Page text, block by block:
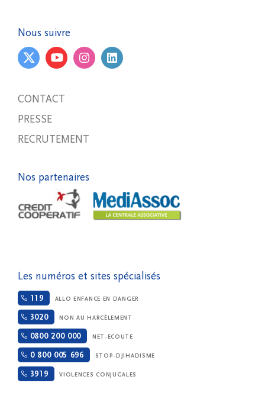
Nous suivre
CONTACT
PRESSE
RECRUTEMENT
Nos partenaires
Les numéros et sites spécialisés
119 ALLO ENFANCE EN DANGER
3020 NON AU HARCÈLEMENT
0800 200 000 NET-ECOUTE
0 800 005 696 STOP-DJIHADISME
3919 VIOLENCES CONJUGALES